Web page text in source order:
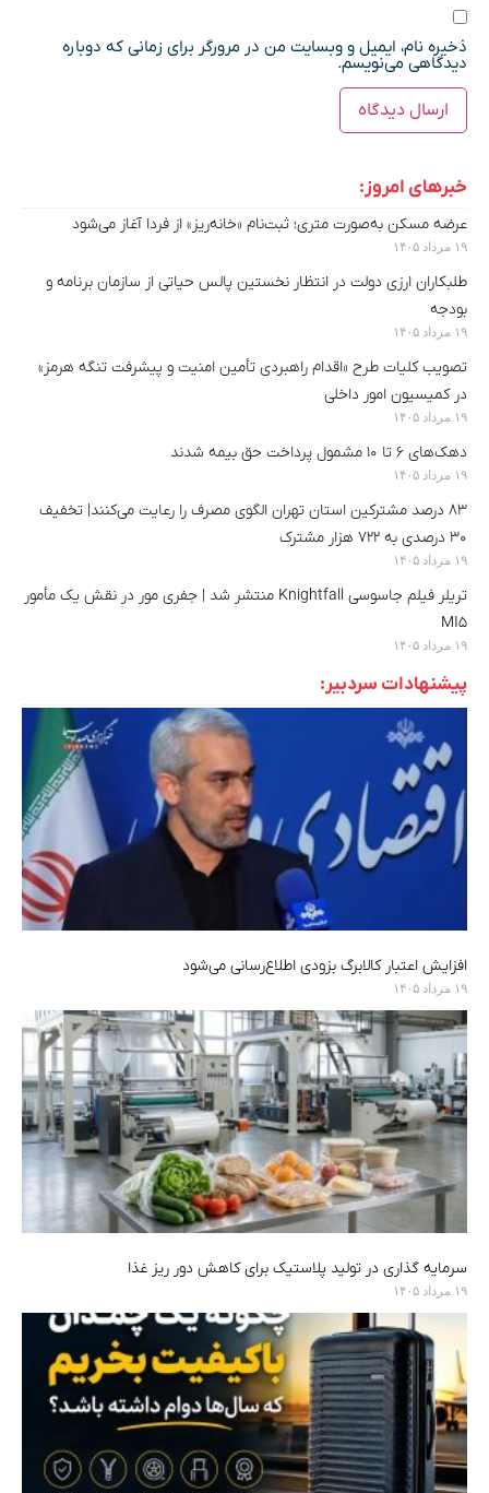
ذخیره نام، ایمیل و وبسایت من در مرورگر برای زمانی که دوباره
دیدگاهی می‌نویسم.
خبرهای امروز:
عرضه مسکن به‌صورت متری؛ ثبت‌نام «خانه‌ریز» از فردا آغاز می‌شود
۱۹ مرداد ۱۴۰۵
طلبکاران ارزی دولت در انتظار نخستین پالس حیاتی از سازمان برنامه و
بودجه
۱۹ مرداد ۱۴۰۵
تصویب کلیات طرح «اقدام راهبردی تأمین امنیت و پیشرفت تنگه هرمز»
در کمیسیون امور داخلی
۱۹ مرداد ۱۴۰۵
دهک‌های ۶ تا ۱۰ مشمول پرداخت حق بیمه شدند
۱۹ مرداد ۱۴۰۵
۸۳ درصد مشترکین استان تهران الگوی مصرف را رعایت می‌کنند| تخفیف
۳۰ درصدی به ۷۲۲ هزار مشترک
۱۹ مرداد ۱۴۰۵
تریلر فیلم جاسوسی Knightfall منتشر شد | جفری مور در نقش یک مأمور
MI5
۱۹ مرداد ۱۴۰۵
پیشنهادات سردبیر:
افزایش اعتبار کالابرگ بزودی اطلاع‌رسانی می‌شود
۱۹ مرداد ۱۴۰۵
سرمایه‌ گذاری در تولید پلاستیک برای کاهش دور ریز غذا
۱۹ مرداد ۱۴۰۵